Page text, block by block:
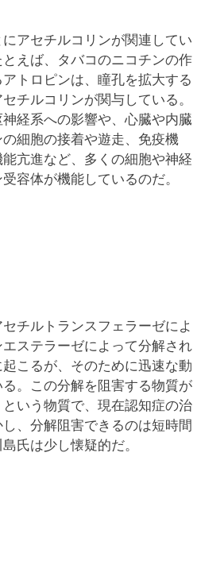
アセチルコリンが関連してい
えば、タバコのニコチンの作
トロピンは、瞳孔を拡大する
チルコリンが関与している。
経系への影響や、心臓や内臓
細胞の接着や遊走、免疫機
亢進など、多くの細胞や神経
容体が機能しているのだ。
チルトランスフェラーゼによ
ステラーゼによって分解され
こるが、そのために迅速な動
。この分解を阻害する物質が
いう物質で、現在認知症の治
、分解阻害できるのは短時間
氏は少し懐疑的だ。